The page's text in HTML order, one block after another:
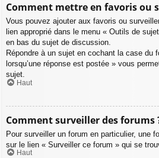
Comment mettre en favoris ou
Vous pouvez ajouter aux favoris ou
lien approprié dans le menu « Outils de
en bas du sujet de discussion.
Répondre à un sujet en cochant la case du
lorsqu’une réponse est postée » vous
sujet.
Haut
Comment surveiller des forums
Pour surveiller un forum en particulier, une
sur le lien « Surveiller ce forum » qui se
Haut